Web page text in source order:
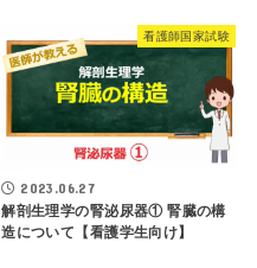
看護師国家試験
2023.06.27
解剖生理学の腎泌尿器① 腎臓の構
造について【看護学生向け】